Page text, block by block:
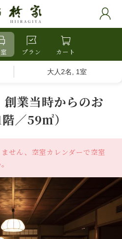
プラン カート
大人2名, 1室
創業当時からのお
／59㎡）
せん、空室カレンダーで空室